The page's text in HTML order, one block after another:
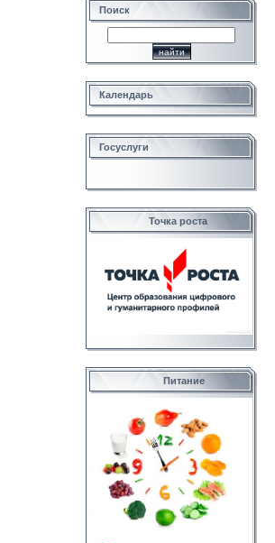
Поиск
Календарь
Госуслуги
Точка роста
Питание